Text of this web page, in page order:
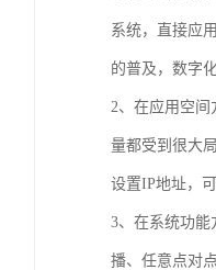
系统，直接应
的普及，数字
2、在应用空间
量都受到很大
设置IP地址，
3、在系统功能
播、任意点对